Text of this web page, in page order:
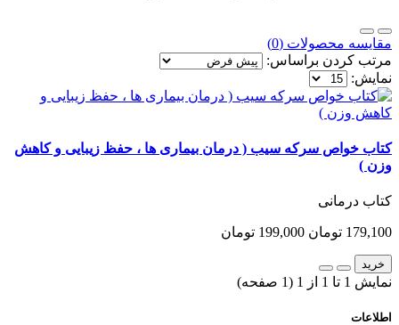
مقایسه محصولات (0)
مرتب کردن براساس:
نمایش:
کتاب خواص سرکه سیب ( درمان بیماری ها ، حفظ زیبایی و کاهش
وزن )
کتاب درمانی
179,100 تومان 199,000 تومان
خرید
نمایش 1 تا 1 از 1 (1 صفحه)
اطلاعات